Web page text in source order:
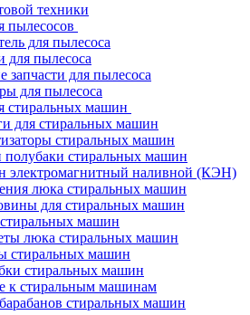
техники
пылесосов
для пылесоса
пылесоса
запчасти для пылесоса
для пылесоса
стиральных машин
для стиральных машин
стиральных машин
полубаки стиральных машин
электромагнитный наливной (КЭН)
люка стиральных машин
для стиральных машин
машин
люка стиральных машин
стиральных машин
стиральных машин
к стиральным машинам
стиральных машин